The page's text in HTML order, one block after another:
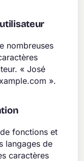
nombreuses
« José
».
fonctions et
langages de
caractères